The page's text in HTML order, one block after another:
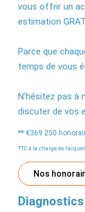
vous offrir un
estimation
Parce que
temps de vous
N'hésitez pas à
discuter de vos
** €369 250
TTC à la charge de
Nos